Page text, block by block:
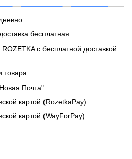
бесплатная.
с бесплатной доставкой
товара
Почта"
картой (RozetkaPay)
картой (WayForPay)